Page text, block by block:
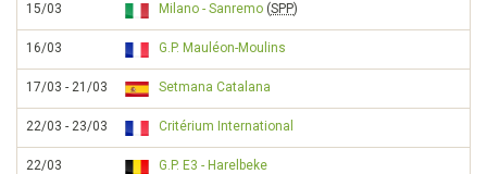
15/03 Milano - Sanremo (SPP)
16/03 G.P. Mauléon-Moulins
17/03 - 21/03 Setmana Catalana
22/03 - 23/03 Critérium International
22/03 G.P. E3 - Harelbeke